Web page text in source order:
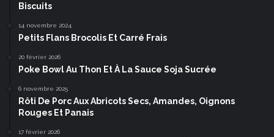
Biscuits
14 novembre 2024
Petits Flans Brocolis Et Carré Frais
20 février 2026
Poke Bowl Au Thon Et À La Sauce Soja Sucrée
6 novembre 2025
Rôti De Porc Aux Abricots Secs, Amandes, Oignons
Rouges Et Panais
17 février 2026